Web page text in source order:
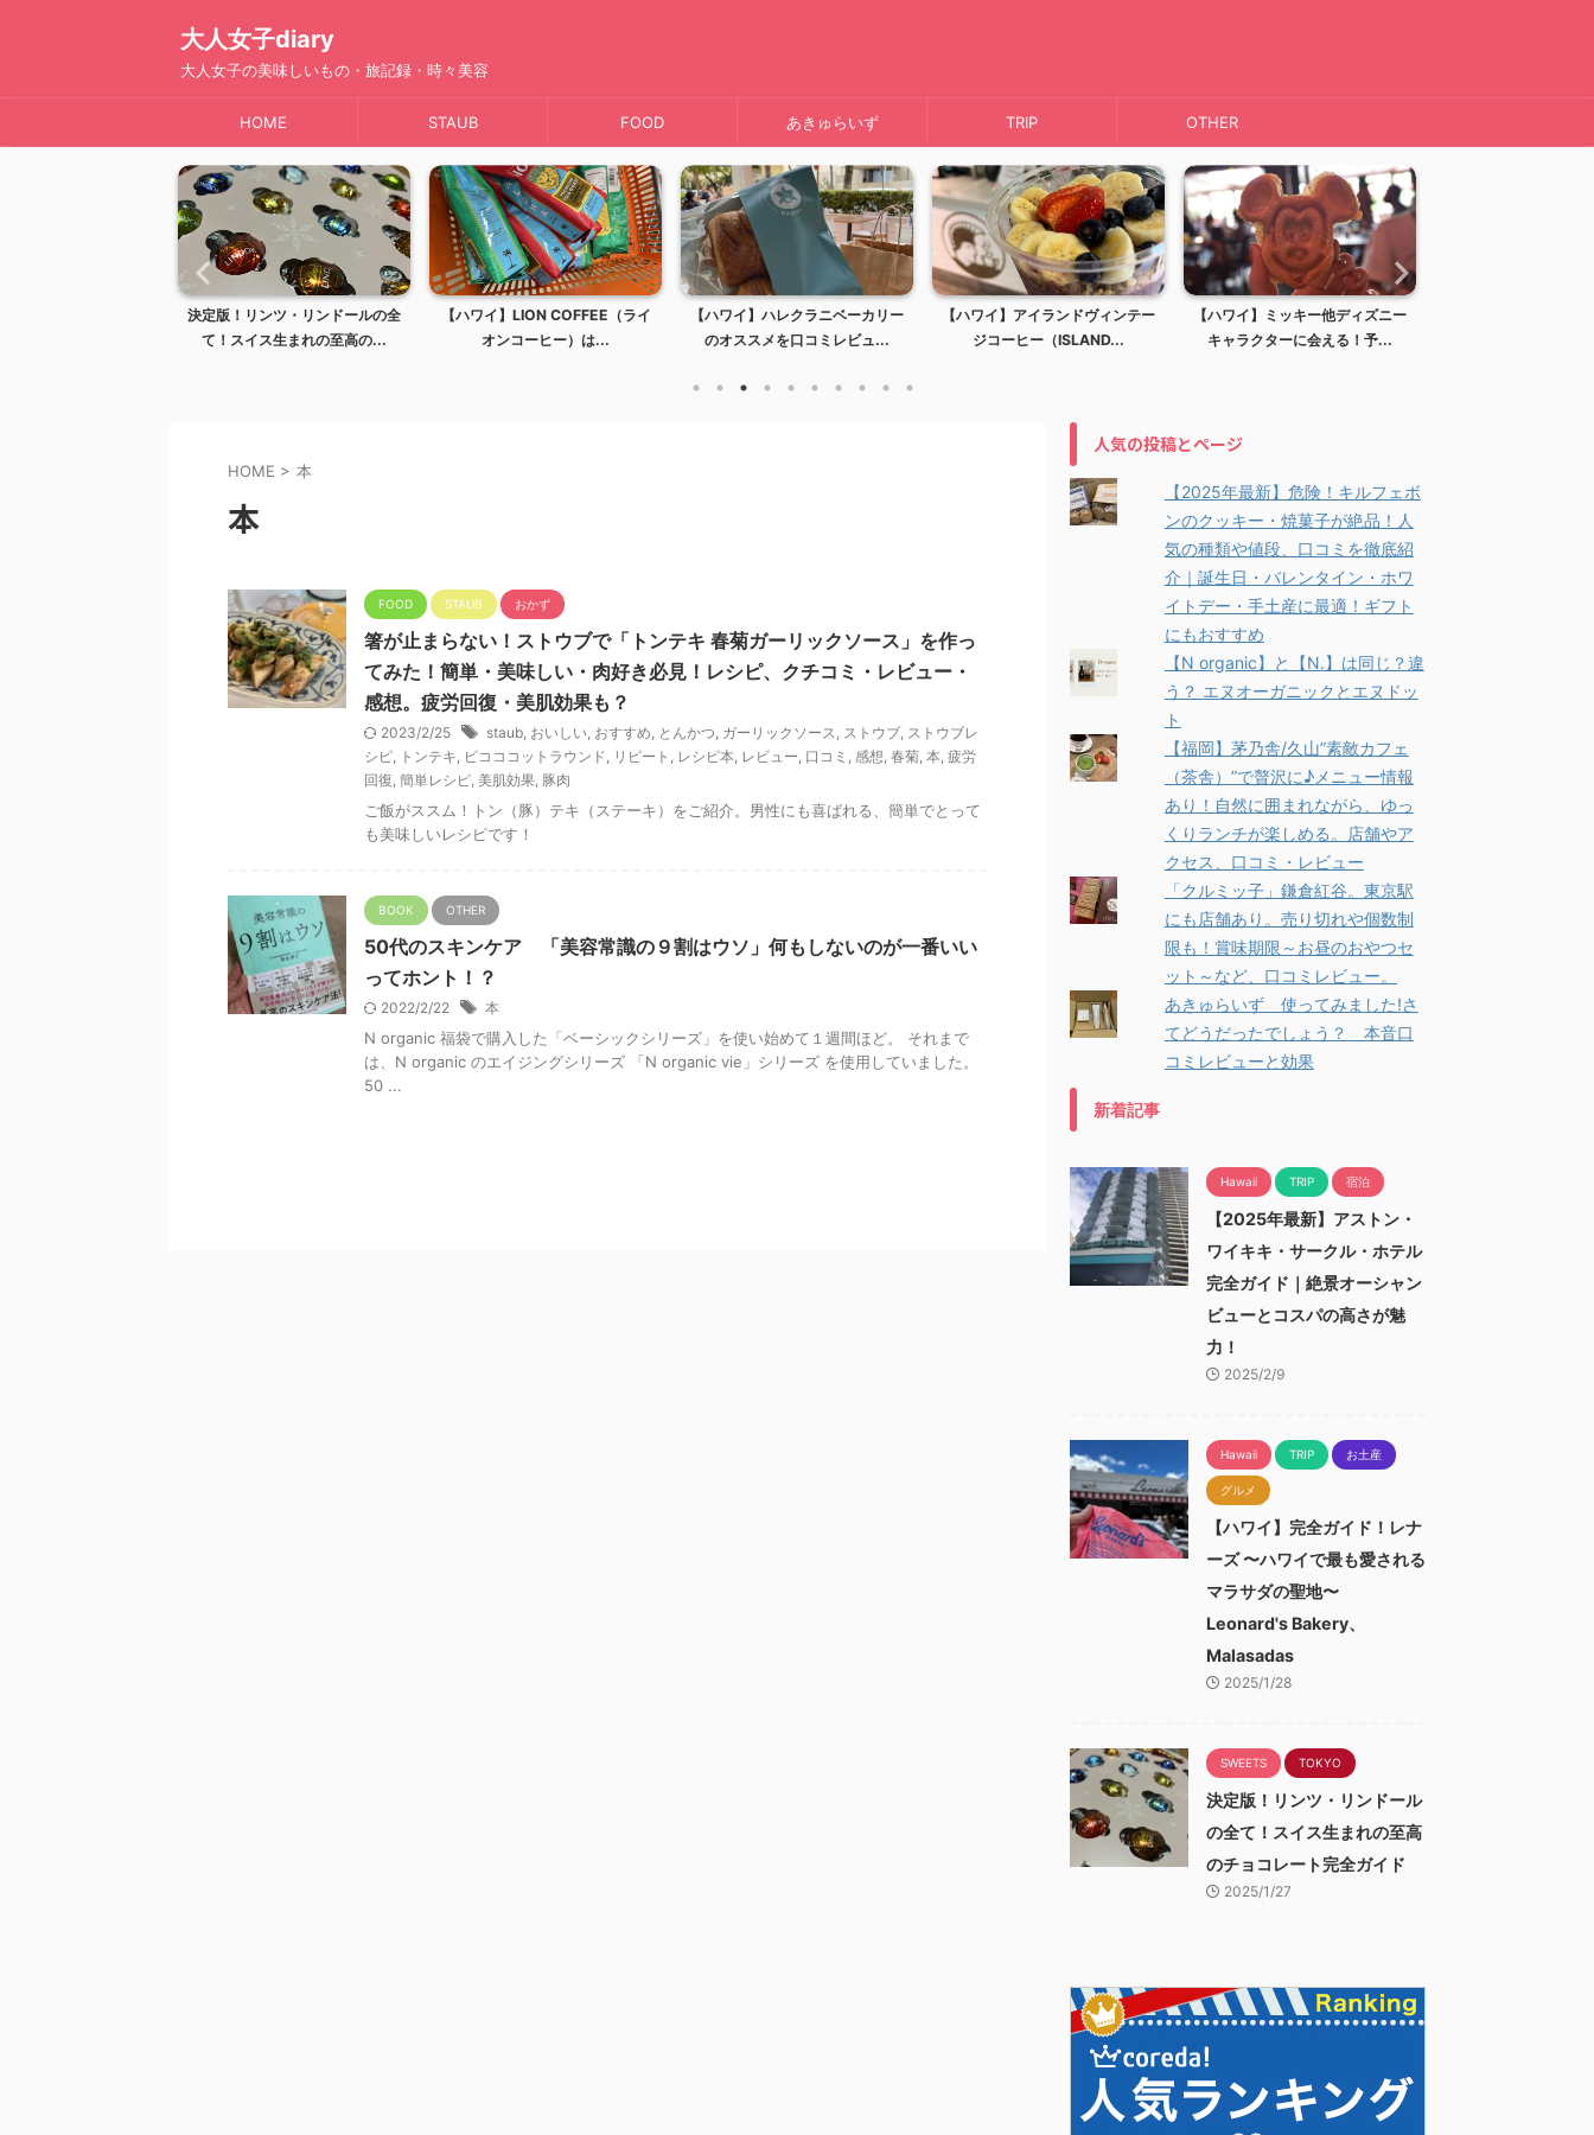
大人女子diary
大人女子の美味しいもの・旅記録・時々美容
HOME STAUB FOOD あきゅらいず TRIP OTHER
決定版！リンツ・リンドールの全
て！スイス生まれの至高の...
【ハワイ】LION COFFEE（ライ
オンコーヒー）は...
【ハワイ】ハレクラニベーカリー
のオススメを口コミレビュ...
【ハワイ】アイランドヴィンテー
ジコーヒー（ISLAND...
【ハワイ】ミッキー他ディズニー
キャラクターに会える！予...
HOME > 本
本
FOOD STAUB おかず
箸が止まらない！ストウブで「トンテキ 春菊ガーリックソース」を作っ
てみた！簡単・美味しい・肉好き必見！レシピ、クチコミ・レビュー・
感想。疲労回復・美肌効果も？
2023/2/25 staub おいしい おすすめ とんかつ ガーリックソース ストウブ ストウブレ
シピ
トンテキ ピコココットラウンド リピート レシピ本 レビュー 口コミ 感想 春菊 本 疲労
回復 簡単レシピ 美肌効果 豚肉
ご飯がススム！トン（豚）テキ（ステーキ）をご紹介。男性にも喜ばれる、簡単でとって
も美味しいレシピです！
BOOK OTHER
50代のスキンケア 「美容常識の９割はウソ」何もしないのが一番いい
ってホント！？
2022/2/22 本
N organic 福袋で購入した「ベーシックシリーズ」を使い始めて１週間ほど。 それまで
は、N organic のエイジングシリーズ 「N organic vie」シリーズ を使用していました。
50 ...
人気の投稿とページ
【2025年最新】危険！キルフェボ
ンのクッキー・焼菓子が絶品！人
気の種類や値段、口コミを徹底紹
介｜誕生日・バレンタイン・ホワ
イトデー・手土産に最適！ギフト
にもおすすめ
【N organic】と【N.】は同じ？違
う？ エヌオーガニックとエヌドッ
ト
【福岡】茅乃舎/久山”素敵カフェ
（茶舎）”で贅沢に♪メニュー情報
あり！自然に囲まれながら、ゆっ
くりランチが楽しめる。店舗やア
クセス、口コミ・レビュー
「クルミッ子」鎌倉紅谷。東京駅
にも店舗あり。売り切れや個数制
限も！賞味期限～お昼のおやつセ
ット～など、口コミレビュー。
あきゅらいず 使ってみました!さ
てどうだったでしょう？ 本音口
コミレビューと効果
新着記事
Hawaii TRIP 宿泊
【2025年最新】アストン・
ワイキキ・サークル・ホテル
完全ガイド｜絶景オーシャン
ビューとコスパの高さが魅
力！
2025/2/9
Hawaii TRIP お土産
グルメ
【ハワイ】完全ガイド！レナ
ーズ 〜ハワイで最も愛される
マラサダの聖地〜
Leonard's Bakery、
Malasadas
2025/1/28
SWEETS TOKYO
決定版！リンツ・リンドール
の全て！スイス生まれの至高
のチョコレート完全ガイド
2025/1/27